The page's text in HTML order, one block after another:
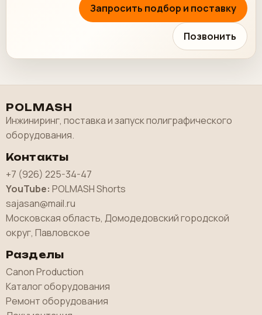
Запросить подбор и поставку
Позвонить
POLMASH
Инжиниринг, поставка и запуск полиграфического
оборудования.
Контакты
+7 (926) 225-34-47
YouTube: POLMASH Shorts
sajasan@mail.ru
Московская область, Домодедовский городской
округ, Павловское
Разделы
Canon Production
Каталог оборудования
Ремонт оборудования